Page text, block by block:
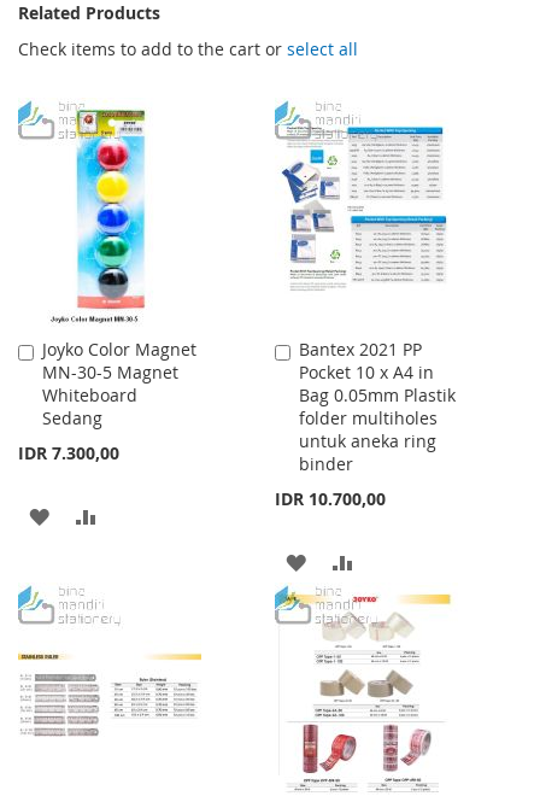
Related Products
Check items to add to the cart or select all
Joyko Color Magnet
MN-30-5 Magnet
Whiteboard
Sedang
IDR 7.300,00
Add
to
Cart
ADD
WISHCOMPARE
Bantex 2021 PP
Pocket 10 x A4 in
Bag 0.05mm Plastik
folder multiholes
untuk aneka ring
binder
IDR 10.700,00
Add
to
Cart
ADD
TO
WISH
LIST
TO
COMPARE